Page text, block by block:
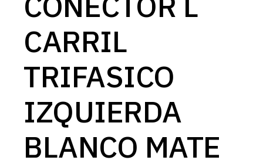
CARRIL
TRIFASICO
IZQUIERDA
BLANCO MATE